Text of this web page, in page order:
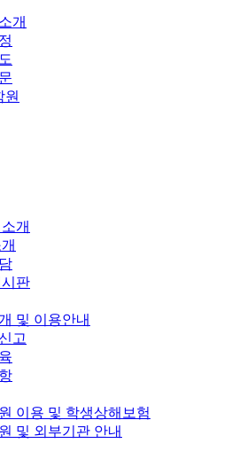
개
원
개
판
및 이용안내
고
이용 및 학생상해보험
및 외부기관 안내